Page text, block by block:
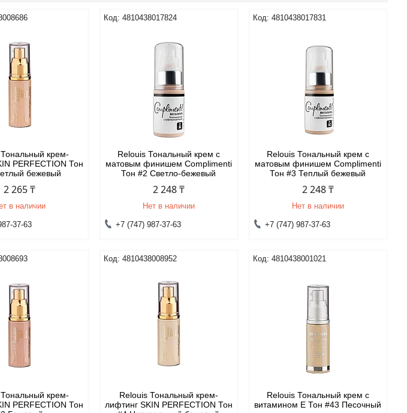
крем-
PERFECTION Тон
бежевый
2 265 ₸
в наличии
37-63
4810438017824
Relouis Тональный крем с
матовым финишем Complimenti
Тон #2 Светло-бежевый
2 248 ₸
Нет в наличии
+7 (747) 987-37-63
4810438017831
Relouis Тональный крем с
матовым финишем Complimenti
Тон #3 Теплый бежевый
2 248 ₸
Нет в наличии
+7 (747) 987-37-63
крем-
PERFECTION Тон
4810438008952
Relouis Тональный крем-
лифтинг SKIN PERFECTION Тон
4810438001021
Relouis Тональный крем с
витамином Е Тон #43 Песочный